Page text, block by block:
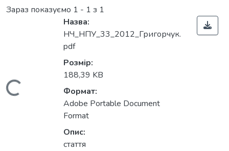
Зараз показуємо 1 - 1 з 1
Вантажиться...
Назва:
НЧ_НПУ_33_2012_Григорчук.
pdf
Розмір:
188,39 KB
Формат:
Adobe Portable Document
Format
Опис:
стаття